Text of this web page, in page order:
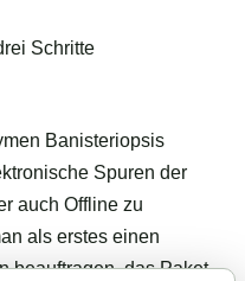
Schritte
Banisteriopsis
Spuren der
auch Offline zu
als erstes einen
beauftragen, das Paket